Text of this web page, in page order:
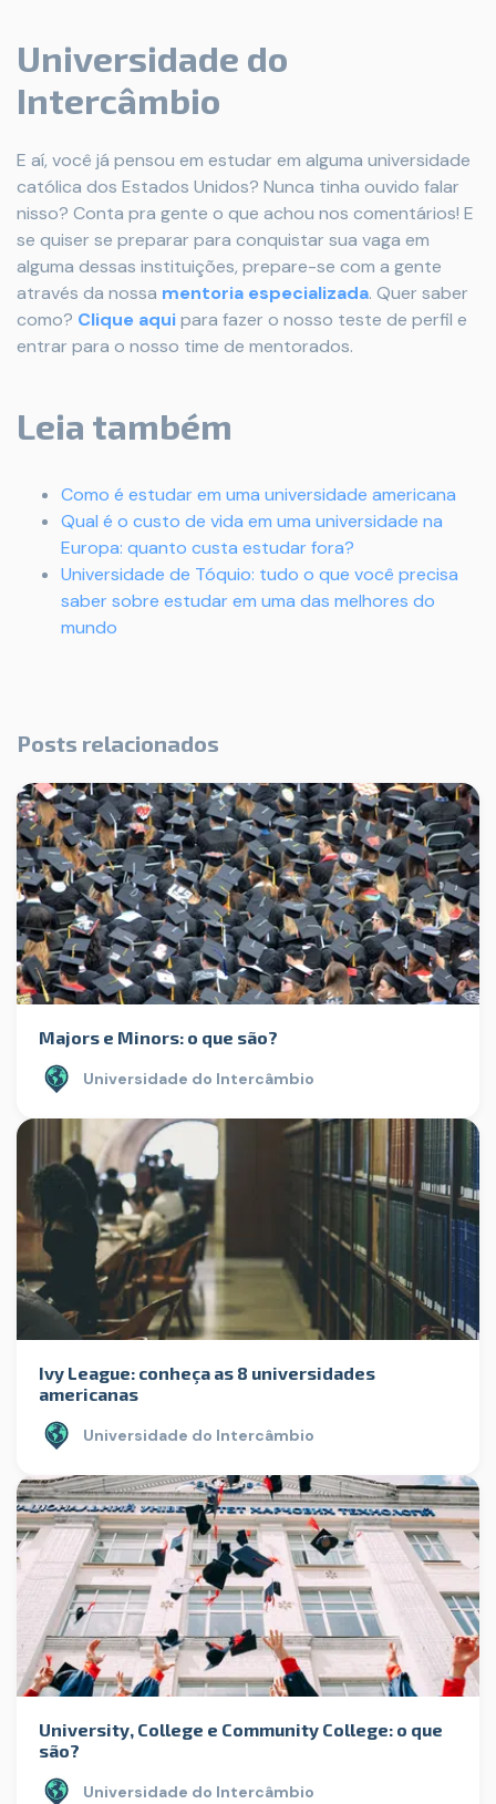
Universidade do
Intercâmbio
E aí, você já pensou em estudar em alguma universidade
católica dos Estados Unidos? Nunca tinha ouvido falar
nisso? Conta pra gente o que achou nos comentários! E
se quiser se preparar para conquistar sua vaga em
alguma dessas instituições, prepare-se com a gente
através da nossa mentoria especializada. Quer saber
como? Clique aquipara fazer o nosso teste de perfil e
entrar para o nosso time de mentorados.
Leia também
Como é estudar em uma universidade americana
Qual é o custo de vida em uma universidade na
Europa: quanto custa estudar fora?
Universidade de Tóquio: tudo o que você precisa
saber sobre estudar em uma das melhores do
mundo
Posts relacionados
Majors e Minors: o que são?
Universidade do Intercâmbio
Ivy League: conheça as 8 universidades
americanas
Universidade do Intercâmbio
University, College e Community College: o que
são?
Universidade do Intercâmbio